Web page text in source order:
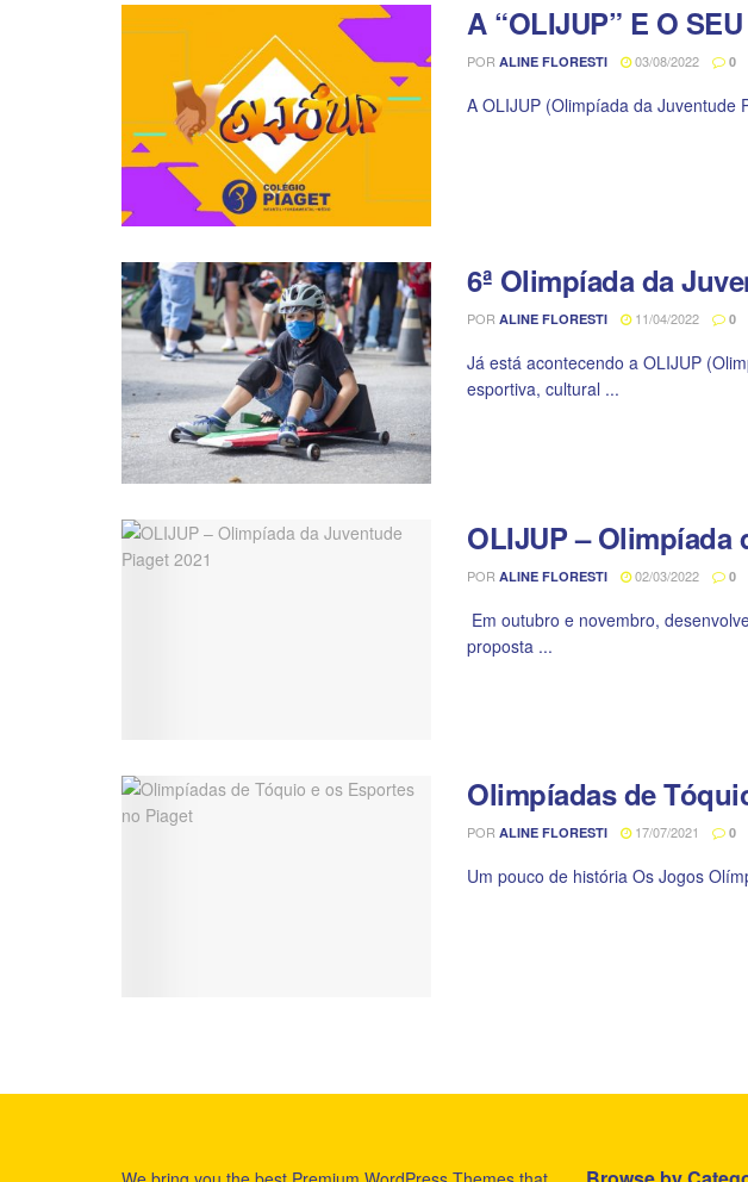
A “OLIJUP” E O
POR ALINE FLORESTI 03/08/2022 0
A OLIJUP (Olimpíada da Juventude
6ª Olimpíada da
POR ALINE FLORESTI 11/04/2022 0
Já está acontecendo a OLIJUP
esportiva, cultural ...
OLIJUP – Olimpíada
POR ALINE FLORESTI 02/03/2022 0
Em outubro e novembro,
proposta ...
Olimpíadas de
POR ALINE FLORESTI 17/07/2021 0
Um pouco de história Os Jogos